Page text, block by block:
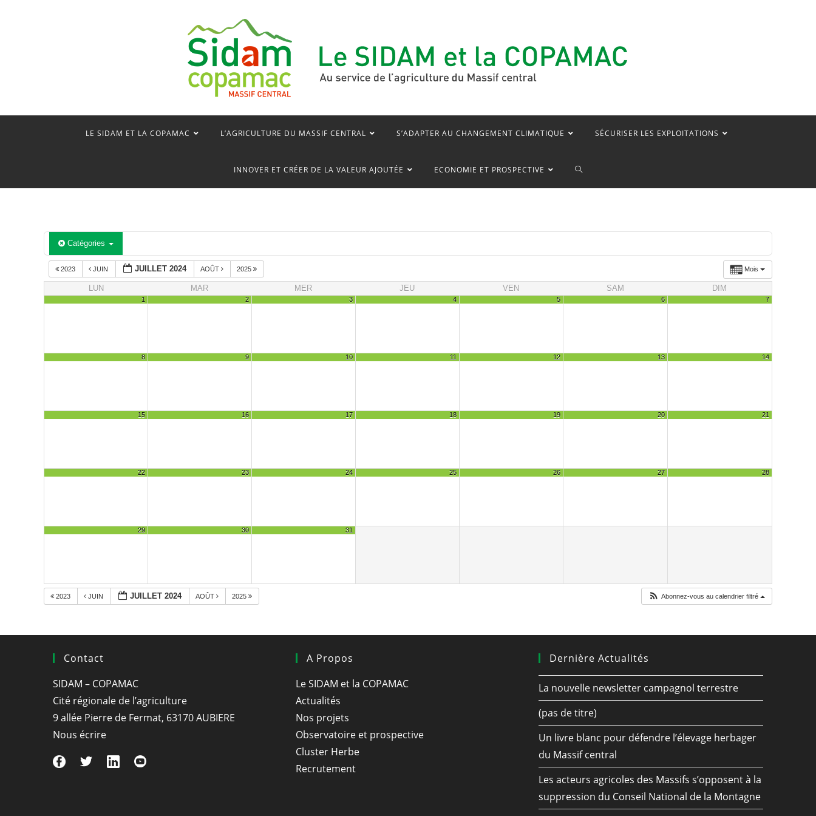
LE SIDAM ET LA COPAMAC L’AGRICULTURE DU MASSIF CENTRAL S’ADAPTER AU CHANGEMENT CLIMATIQUE SÉCURISER LES EXPLOITATIONS
INNOVER ET CRÉER DE LA VALEUR AJOUTÉE ECONOMIE ET PROSPECTIVE TOGGLE
Catégories
Mois
2023 JUIN JUILLET 2024 AOÛT 2025
LUN MAR MER JEU VEN SAM DIM
1 2 3 4 5 6 7
8 9 10 11 12 13 14
15 16 17 18 19 20 21
22 23 24 25 26 27 28
29 30 31
2023 JUIN JUILLET 2024 AOÛT 2025 Abonnez-vous au calendrier filtré
Contact
SIDAM – COPAMAC
Cité régionale de l’agriculture
9 allée Pierre de Fermat, 63170 AUBIERE
Nous écrire
A Propos
Le SIDAM et la COPAMAC
Actualités
Nos projets
Observatoire et prospective
Cluster Herbe
Recrutement
Dernière Actualités
La nouvelle newsletter campagnol terrestre
(pas de titre)
Un livre blanc pour défendre l’élevage herbager
du Massif central
Les acteurs agricoles des Massifs s’opposent à la
suppression du Conseil National de la Montagne